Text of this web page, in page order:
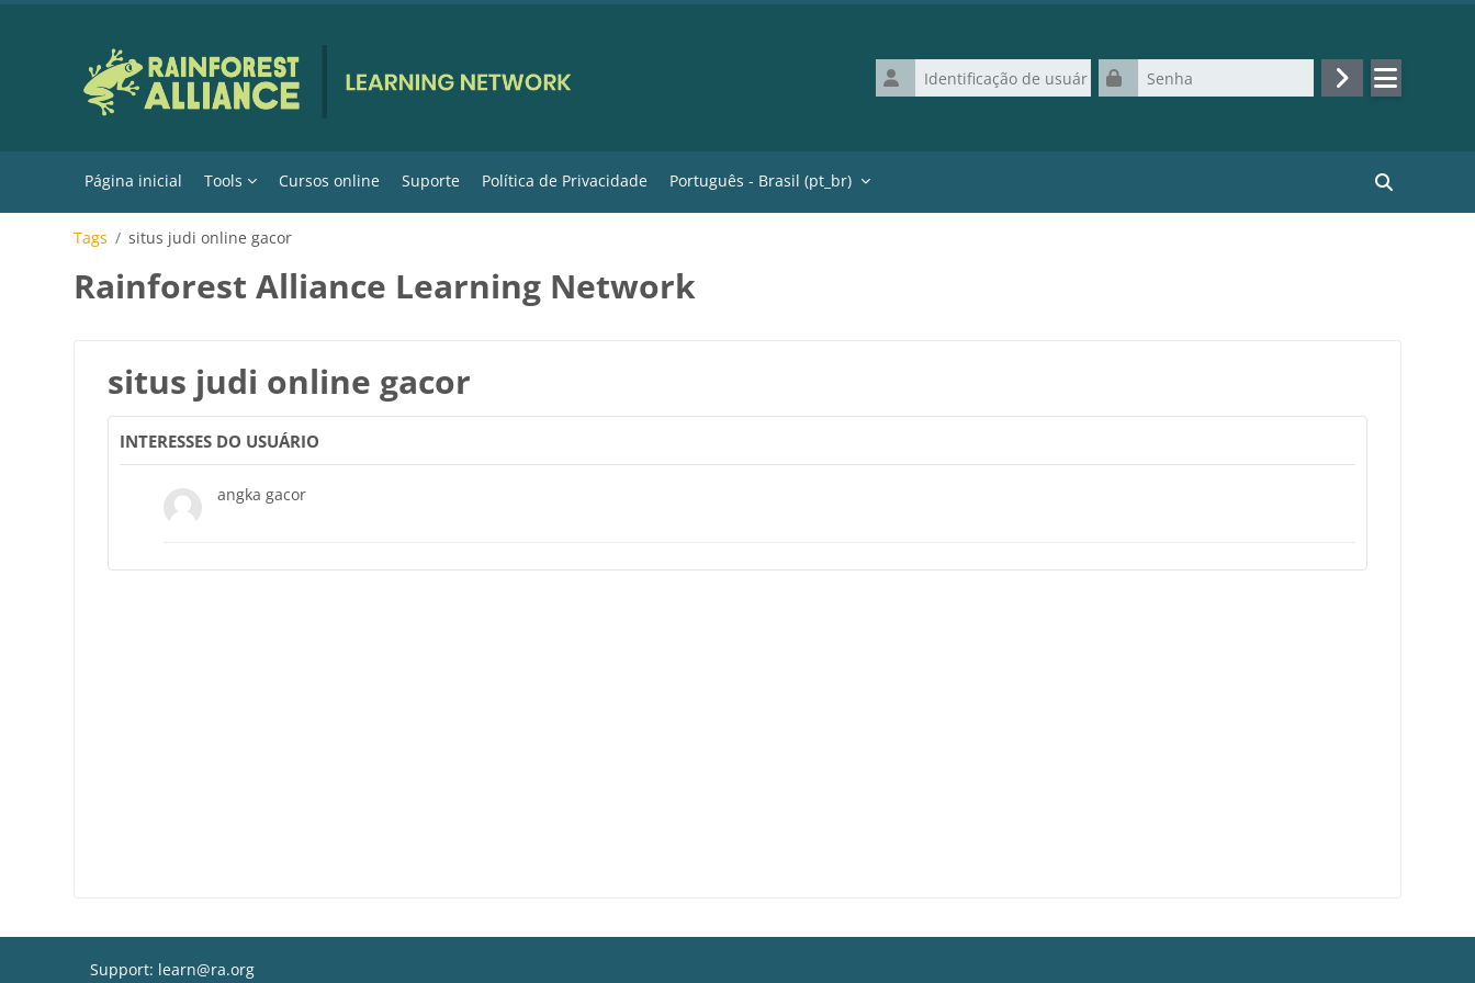
Identificação de usuário
Senha
Acessar
Página inicial Tools Cursos online Suporte Política de Privacidade Português - Brasil ‎(pt_br)‎
Buscar
Tags situs judi online gacor
Rainforest Alliance Learning Network
situs judi online gacor
INTERESSES DO USUÁRIO
angka gacor
Support: learn@ra.org